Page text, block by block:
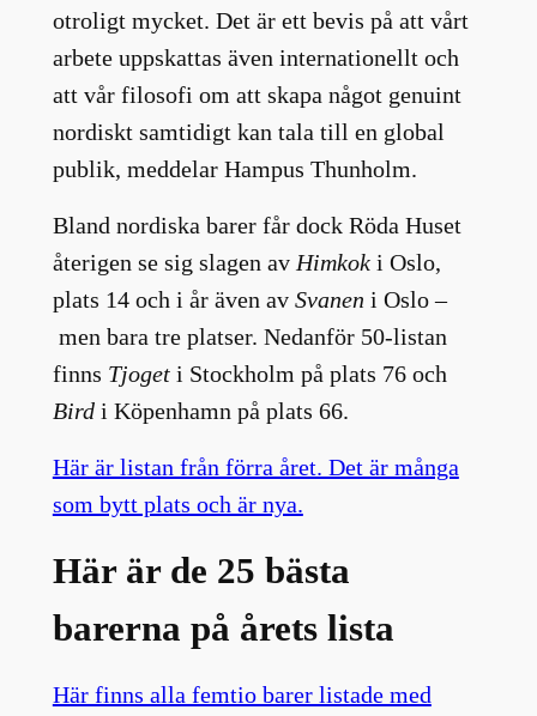
otroligt mycket. Det är ett bevis på att vårt
arbete uppskattas även internationellt och
att vår filosofi om att skapa något genuint
nordiskt samtidigt kan tala till en global
publik, meddelar Hampus Thunholm.
Bland nordiska barer får dock Röda Huset
återigen se sig slagen av Himkoki Oslo,
plats 14 och i år även av Svanen i Oslo –
men bara tre platser. Nedanför 50-listan
finns Tjogeti Stockholm på plats 76 och
Birdi Köpenhamn på plats 66.
Här är listan från förra året. Det är många
som bytt plats och är nya.
Här är de 25 bästa
barerna på årets lista
Här finns alla femtio barer listade med